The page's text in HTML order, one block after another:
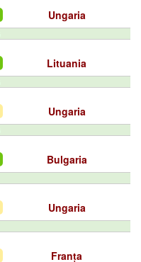
Ungaria
Lituania
Ungaria
Bulgaria
Ungaria
Franța